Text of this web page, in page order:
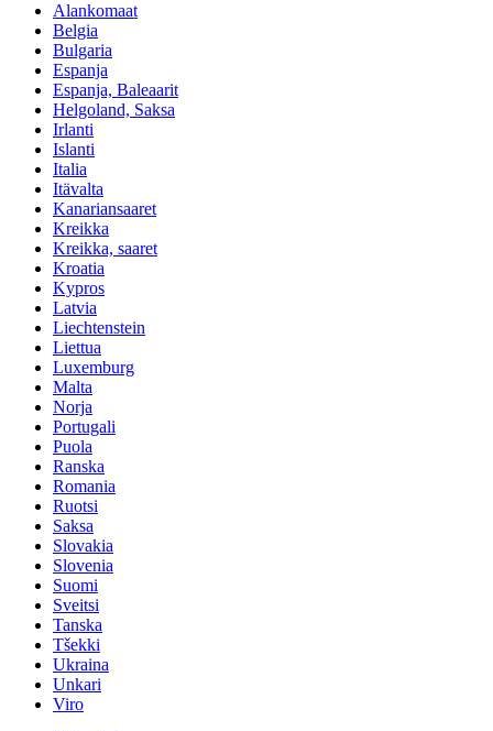
Alankomaat
Belgia
Bulgaria
Espanja
Espanja, Baleaarit
Helgoland, Saksa
Irlanti
Islanti
Italia
Itävalta
Kanariansaaret
Kreikka
Kreikka, saaret
Kroatia
Kypros
Latvia
Liechtenstein
Liettua
Luxemburg
Malta
Norja
Portugali
Puola
Ranska
Romania
Ruotsi
Saksa
Slovakia
Slovenia
Suomi
Sveitsi
Tanska
Tšekki
Ukraina
Unkari
Viro